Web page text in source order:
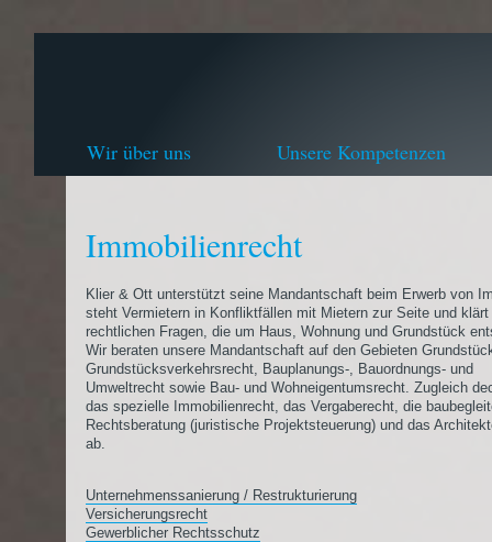
Wir über uns Unsere Kompetenzen
Immobilienrecht
Klier & Ott unterstützt seine Mandantschaft beim Erwerb von
steht Vermietern in Konfliktfällen mit Mietern zur Seite und klärt
rechtlichen Fragen, die um Haus, Wohnung und Grundstück
Wir beraten unsere Mandantschaft auf den Gebieten
Grundstücksverkehrsrecht, Bauplanungs-, Bauordnungs- und
Umweltrecht sowie Bau- und Wohneigentumsrecht. Zugleich
das spezielle Immobilienrecht, das Vergaberecht, die
Rechtsberatung (juristische Projektsteuerung) und das
ab.
Unternehmenssanierung / Restrukturierung
Versicherungsrecht
Gewerblicher Rechtsschutz